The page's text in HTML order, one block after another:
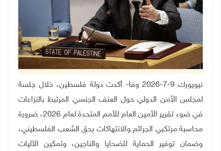
نيويورك 9-7-2026 وفا- أكدت دولة فلسطين، خلال جلسة
لمجلس الأمن الدولي حول العنف الجنسي المرتبط بالنزاعات
في ضوء تقرير الأمين العام للأمم المتحدة لعام 2026، ضرورة
محاسبة مرتكبي الجرائم والانتهاكات بحق الشعب الفلسطيني،
وضمان توفير الحماية للضحايا والناجين، وتمكين الآليات